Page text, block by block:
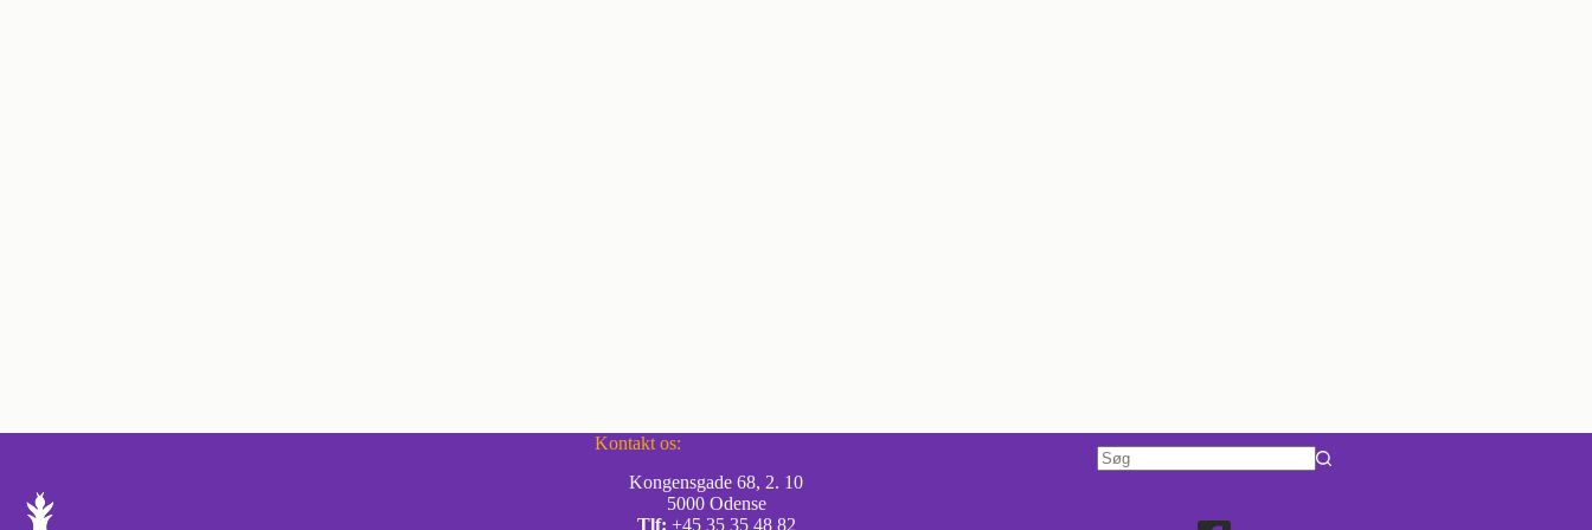
Kontakt os:
Kongensgade 68, 2. 10
5000 Odense
Tlf: +45 35 35 48 82